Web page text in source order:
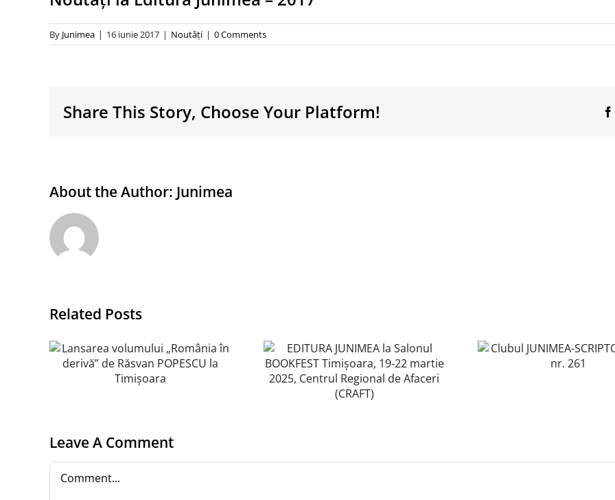
By Junimea | 16 iunie 2017 | Noutăţi | 0 Comments
Share This Story, Choose Your Platform!
About the Author: Junimea
Related PostsEDITURA JUNIMEA
la Salonul
BOOKFEST
Timișoara, 19-22
de Afaceri (CRAFT)
Clubul JUNIMEA-
SCRIPTOR ediția
nr. 261
Clubul
Leave A Comment